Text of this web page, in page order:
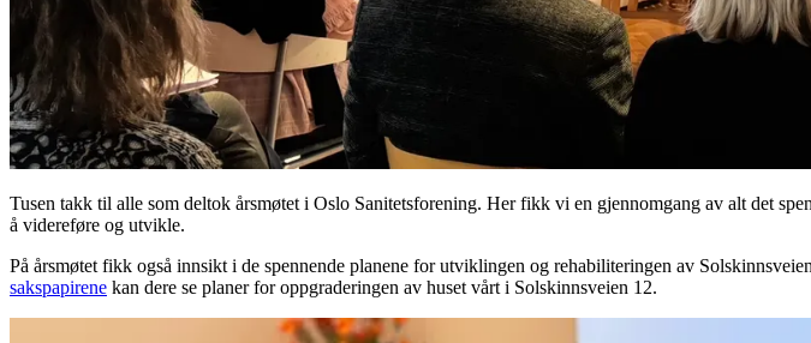
Tusen takk til alle som deltok årsmøtet i Oslo Sanitetsforening. Her fikk vi en gjennomgang av alt det
å videreføre og utvikle.
På årsmøtet fikk også innsikt i de spennende planene for utviklingen og rehabiliteringen av
sakspapirene kan dere se planer for oppgraderingen av huset vårt i Solskinnsveien 12.